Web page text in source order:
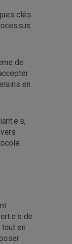
clés
de
en
de
en